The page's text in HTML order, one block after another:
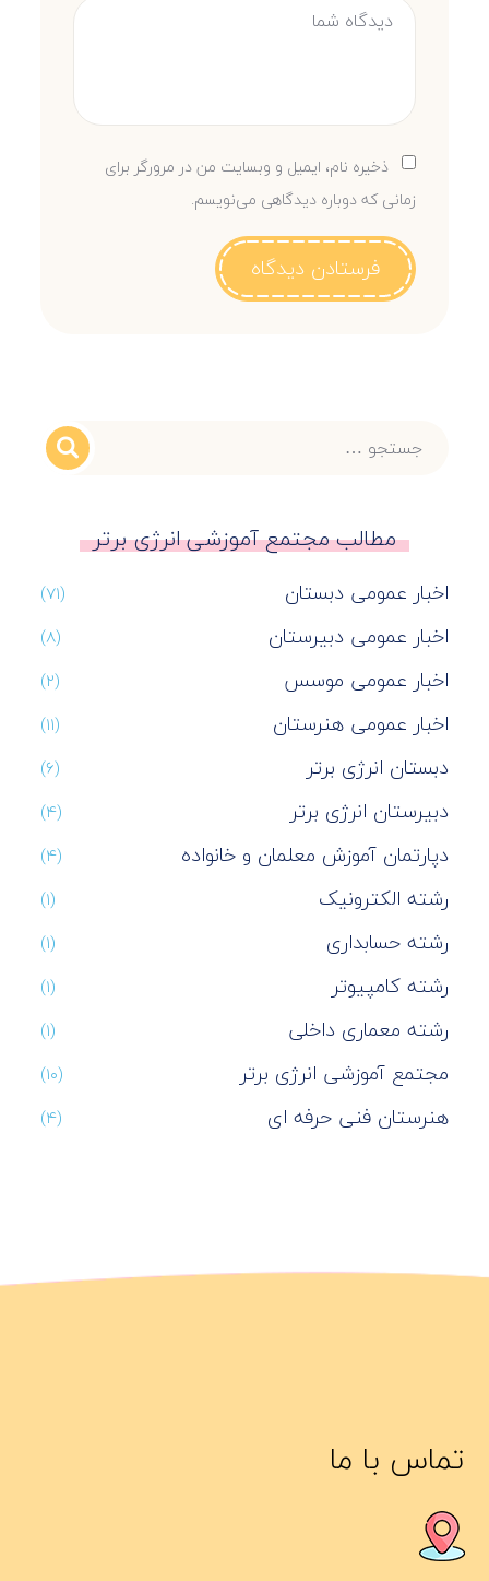
ذخیره نام، ایمیل و وبسایت من در مرورگر برای
زمانی که دوباره دیدگاهی می‌نویسم.
مطالب مجتمع آموزشی انرژی برتر
اخبار عمومی دبستان (۷۱)
اخبار عمومی دبیرستان (۸)
اخبار عمومی موسس (۲)
اخبار عمومی هنرستان (۱۱)
دبستان انرژی برتر (۶)
دبیرستان انرژی برتر (۴)
دپارتمان آموزش معلمان و خانواده (۴)
رشته الکترونیک (۱)
رشته حسابداری (۱)
رشته کامپیوتر (۱)
رشته معماری داخلی (۱)
مجتمع آموزشی انرژی برتر (۱۰)
هنرستان فنی حرفه ای (۴)
تماس با ما